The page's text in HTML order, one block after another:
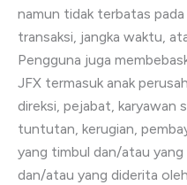
namun tidak terbatas
transaksi, jangka waktu,
Pengguna juga
JFX termasuk anak
direksi, pejabat, karyawan
tuntutan, kerugian,
yang timbul dan/atau
dan/atau yang diderita